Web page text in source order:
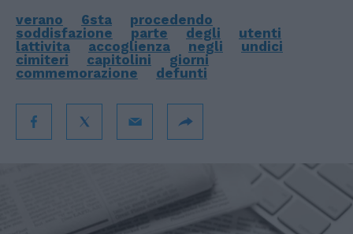
verano 6sta
procedendo
soddisfazione
parte degli
utenti
lattivita
accoglienza negli
undici
cimiteri
capitolini
giorni
commemorazione
defunti